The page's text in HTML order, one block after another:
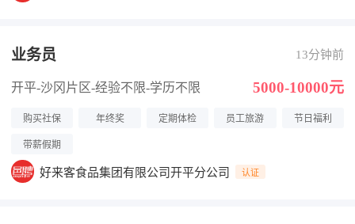
业务员 13分钟前
开平-沙冈片区-经验不限-学历不限 5000-10000元
购买社保 年终奖 定期体检 员工旅游 节日福利
带薪假期
好来客食品集团有限公司开平分公司 认证